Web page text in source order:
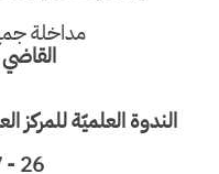
مداخلة
الندوة العلميّة للمركز
- 26